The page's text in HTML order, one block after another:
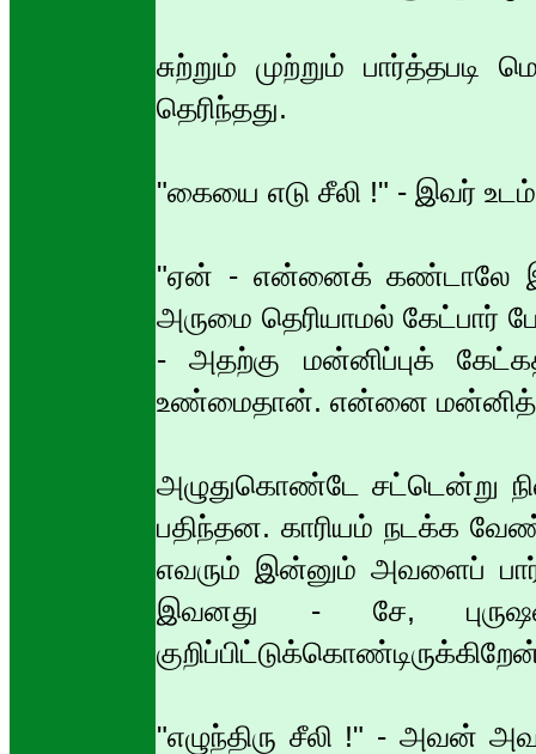
சுற்றும் முற்றும்
தெரிந்தது.
"கையை எடு சீலி !" - இவர்
"ஏன் - என்னைக் கண்டாலே
அருமை தெரியாமல்
- அதற்கு மன்னிப்புக்
உண்மைதான். என்னை
அழுதுகொண்டே சட்டென்று
பதிந்தன. காரியம் நடக்க
எவரும் இன்னும் அவளைப்
இவனது - சே,
"எழுந்திரு சீலி !" -